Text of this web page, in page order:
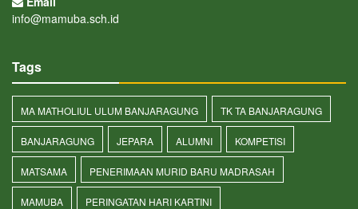
info@mamuba.sch.id
Tags
MA MATHOLIUL ULUM BANJARAGUNG TK TA BANJARAGUNG
BANJARAGUNG JEPARA ALUMNI KOMPETISI
MATSAMA PENERIMAAN MURID BARU MADRASAH
MAMUBA PERINGATAN HARI KARTINI